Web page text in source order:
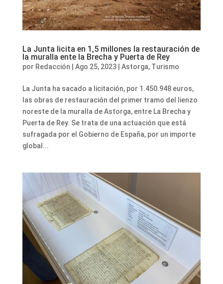
La Junta licita en 1,5 millones la restauración de
la muralla ente la Brecha y Puerta de Rey
por Redacción | Ago 25, 2023| Astorga, Turismo
La Junta ha sacado a licitación, por 1.450.948 euros,
las obras de restauración del primer tramo del lienzo
noreste de la muralla de Astorga, entre La Brecha y
Puerta de Rey. Se trata de una actuación que está
sufragada por el Gobierno de España, por un importe
global...